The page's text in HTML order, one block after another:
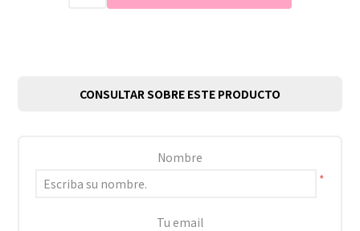
CONSULTAR SOBRE ESTE PRODUCTO
Nombre
*
Tu email